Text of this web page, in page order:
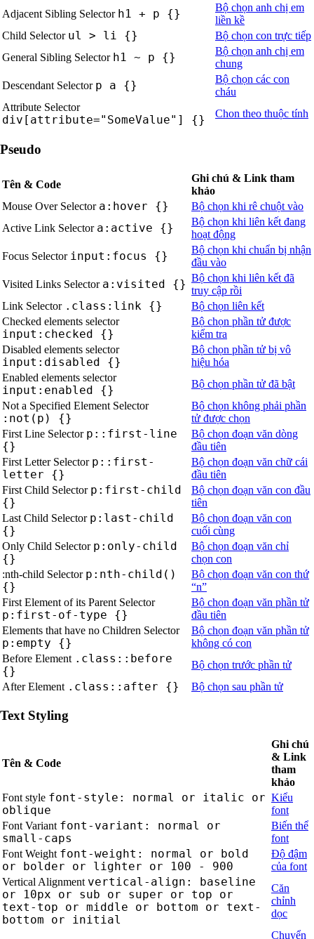
Adjacent Sibling Selector h1 + p {}
Bộ chọn anh chị em
liền kề
Child Selector ul > li {}
Bộ chọn con trực tiếp
General Sibling Selector h1 ~ p {}
Bộ chọn anh chị em
chung
Descendant Selector p a {}
Bộ chọn các con
cháu
Attribute Selector
div[attribute="SomeValue"] {} Chon theo thuộc tính
Pseudo
Tên & Code
Ghi chú & Link tham
khảo
Mouse Over Selector a:hover {}
Bộ chọn khi rê chuột vào
Active Link Selector a:active {}
Bộ chọn khi liên kết đang
hoạt động
Focus Selector input:focus {}
Bộ chọn khi chuẩn bị nhận
đầu vào
Visited Links Selector a:visited {} Bộ chọn khi liên kết đã
truy cập rồi
Link Selector .class:link {}
Bộ chọn liên kết
Checked elements selector
input:checked {}
Bộ chọn phần tử được
kiểm tra
Disabled elements selector
input:disabled {}
Bộ chọn phần tử bị vô
hiệu hóa
Enabled elements selector
input:enabled {}
Bộ chọn phần tử đã bật
Not a Specified Element Selector
:not(p) {}
Bộ chọn không phải phần
tử được chọn
First Line Selector p::first-line
{}
Bộ chọn đoạn văn dòng
đầu tiên
First Letter Selector p::first-
letter {}
Bộ chọn đoạn văn chữ cái
đầu tiên
First Child Selector p:first-child
{}
Bộ chọn đoạn văn con đầu
tiên
Last Child Selector p:last-child
{}
Bộ chọn đoạn văn con
cuối cùng
Only Child Selector p:only-child
{}
Bộ chọn đoạn văn chỉ
chọn con
:nth-child Selector p:nth-child()
{}
Bộ chọn đoạn văn con thứ
“n”
First Element of its Parent Selector
p:first-of-type {}
Bộ chọn đoạn văn phần tử
đầu tiên
Elements that have no Children Selector
p:empty {}
Bộ chọn đoạn văn phần tử
không có con
Before Element .class::before
{}
Bộ chọn trước phần tử
After Element .class::after {} Bộ chọn sau phần tử
Text Styling
Tên & Code
Ghi chú
& Link
tham
khảo
Font style font-style: normal or italic or
oblique
Kiểu
font
Font Variant font-variant: normal or
small-caps
Biến thể
font
Font Weight font-weight: normal or bold
or bolder or lighter or 100 - 900
Độ đậm
của font
Vertical Alignment vertical-align: baseline
or 10px or sub or super or top or
text-top or middle or bottom or text-
bottom or initial
Căn
chỉnh
dọc
Chuyển